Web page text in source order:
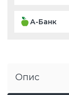
А-Банк
Опис